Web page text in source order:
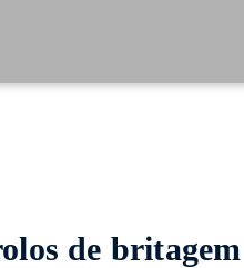
de britagem